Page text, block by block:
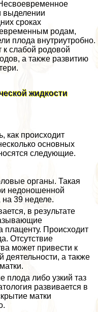
выделении
сроках
родам,
плода внутриутробно.
к слабой родовой
а также развитию
жидкости
как происходит
основных
следующие.
органы. Такая
недоношенной
на 39 неделе.
в результате
Происходит
Отсутствие
может привести к
деятельности, а также
плода либо узкий таз
развивается в
матки